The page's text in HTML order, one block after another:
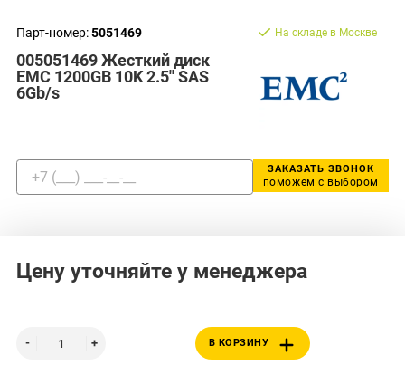
Парт-номер:5051469
005051469 Жесткий диск
EMC 1200GB 10K 2.5'' SAS
6Gb/s
На складе в Москве
ЗАКАЗАТЬ ЗВОНОК
поможем с выбором
Цену уточняйте у менеджера
В КОРЗИНУ